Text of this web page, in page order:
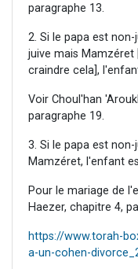
paragraphe 13.
2. Si le papa est
juive mais Mamzéret
craindre cela],
Voir Choul'han
paragraphe 19.
3. Si le papa est
Mamzéret, l'enfant
Pour le mariage de
Haezer, chapitre 4,
https://www.torah-
a-un-cohen-